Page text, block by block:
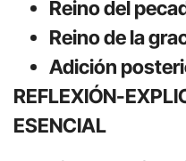
Reino del
Reino de la
Adición
REFLEXIÓN-
ESENCIAL